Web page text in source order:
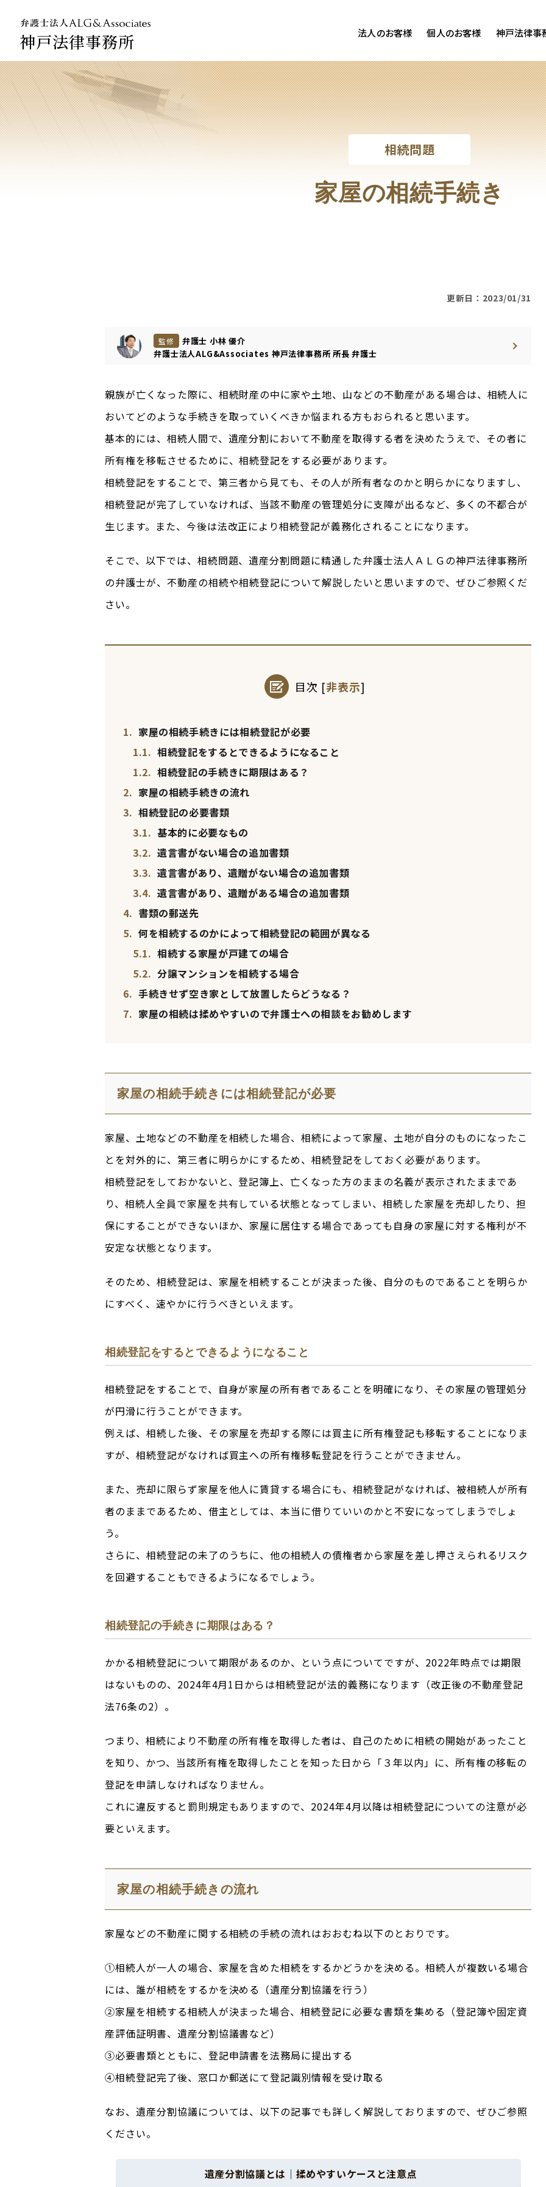
神戸法律事務所 法人のお客様
法人のお客様ご相談
企業法務専用サイト 労務専用サイト
個人のお客様
個人のお客様ご相談
交通事故 医療過誤
離婚問題 刑事事件
相続問題
神戸法律事
相続問題
家屋の相続手続き
更新日：2023/01/31
監修
弁護士 小林 優介
弁護士法人ALG&Associates 神戸法律事務所所長 弁護士
親族が亡くなった際に、相続財産の中に家や土地、山などの不動産がある場合は、相続人に
おいてどのような手続きを取っていくべきか悩まれる方もおられると思います。
基本的には、相続人間で、遺産分割において不動産を取得する者を決めたうえで、その者に
所有権を移転させるために、相続登記をする必要があります。
相続登記をすることで、第三者から見ても、その人が所有者なのかと明らかになりますし、
相続登記が完了していなければ、当該不動産の管理処分に支障が出るなど、多くの不都合が
生じます。また、今後は法改正により相続登記が義務化されることになります。
そこで、以下では、相続問題、遺産分割問題に精通した弁護士法人ＡＬＧの神戸法律事務所
の弁護士が、不動産の相続や相続登記について解説したいと思いますので、ぜひご参照くだ
さい。
目次 [非表示]
1. 家屋の相続手続きには相続登記が必要
1.1. 相続登記をするとできるようになること
1.2. 相続登記の手続きに期限はある？
2. 家屋の相続手続きの流れ
3. 相続登記の必要書類
3.1. 基本的に必要なもの
3.2. 遺言書がない場合の追加書類
3.3. 遺言書があり、遺贈がない場合の追加書類
3.4. 遺言書があり、遺贈がある場合の追加書類
4. 書類の郵送先
5. 何を相続するのかによって相続登記の範囲が異なる
5.1. 相続する家屋が戸建ての場合
5.2. 分譲マンションを相続する場合
6. 手続きせず空き家として放置したらどうなる？
7. 家屋の相続は揉めやすいので弁護士への相談をお勧めします
家屋の相続手続きには相続登記が必要
家屋、土地などの不動産を相続した場合、相続によって家屋、土地が自分のものになったこ
とを対外的に、第三者に明らかにするため、相続登記をしておく必要があります。
相続登記をしておかないと、登記簿上、亡くなった方のままの名義が表示されたままであ
り、相続人全員で家屋を共有している状態となってしまい、相続した家屋を売却したり、担
保にすることができないほか、家屋に居住する場合であっても自身の家屋に対する権利が不
安定な状態となります。
そのため、相続登記は、家屋を相続することが決まった後、自分のものであることを明らか
にすべく、速やかに行うべきといえます。
相続登記をするとできるようになること
相続登記をすることで、自身が家屋の所有者であることを明確になり、その家屋の管理処分
が円滑に行うことができます。
例えば、相続した後、その家屋を売却する際には買主に所有権登記も移転することになりま
すが、相続登記がなければ買主への所有権移転登記を行うことができません。
また、売却に限らず家屋を他人に賃貸する場合にも、相続登記がなければ、被相続人が所有
者のままであるため、借主としては、本当に借りていいのかと不安になってしまうでしょ
う。
さらに、相続登記の未了のうちに、他の相続人の債権者から家屋を差し押さえられるリスク
を回避することもできるようになるでしょう。
相続登記の手続きに期限はある？
かかる相続登記について期限があるのか、という点についてですが、2022年時点では期限
はないものの、2024年4月1日からは相続登記が法的義務になります（改正後の不動産登記
法76条の2）。
つまり、相続により不動産の所有権を取得した者は、自己のために相続の開始があったこと
を知り、かつ、当該所有権を取得したことを知った日から「３年以内」に、所有権の移転の
登記を申請しなければなりません。
これに違反すると罰則規定もありますので、2024年4月以降は相続登記についての注意が必
要といえます。
家屋の相続手続きの流れ
家屋などの不動産に関する相続の手続の流れはおおむね以下のとおりです。
①相続人が一人の場合、家屋を含めた相続をするかどうかを決める。相続人が複数いる場合
には、誰が相続をするかを決める（遺産分割協議を行う）
②家屋を相続する相続人が決まった場合、相続登記に必要な書類を集める（登記簿や固定資
産評価証明書、遺産分割協議書など）
③必要書類とともに、登記申請書を法務局に提出する
④相続登記完了後、窓口か郵送にて登記識別情報を受け取る
なお、遺産分割協議については、以下の記事でも詳しく解説しておりますので、ぜひご参照
ください。
遺産分割協議とは｜揉めやすいケースと注意点